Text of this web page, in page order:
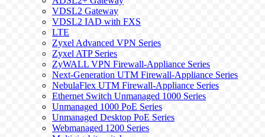
VDSL2 Gateway
VDSL2 IAD with FXS
LTE
Zyxel Advanced VPN Series
Zyxel ATP Series
ZyWALL VPN Firewall-Appliance Series
Next-Generation UTM Firewall-Appliance Series
NebulaFlex UTM Firewall-Appliance Series
Ethernet Switch Unmanaged 1000 Series
Unmanaged 1000 PoE Series
Unmanaged Desktop PoE Series
Webmanaged 1200 Series